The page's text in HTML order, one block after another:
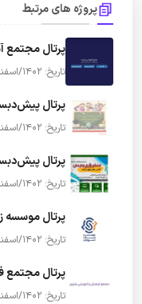
پروژه های مرتبط
پرتال مجتمع
تاریخ: 1402/اسفند/12
پرتال
تاریخ: 1402/اسفند/12
پرتال
تاریخ: 1402/اسفند/12
پرتال
تاریخ: 1402/اسفند/12
پرتال مجتمع
تاریخ: 1402/اسفند/12